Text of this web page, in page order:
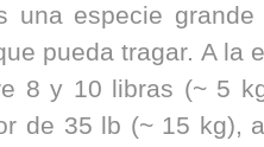
una especie grande
pueda tragar. A la
8 y 10 libras (~ 5
de 35 lb (~ 15 kg),